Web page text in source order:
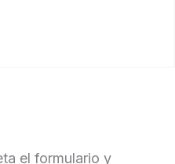
el formulario y